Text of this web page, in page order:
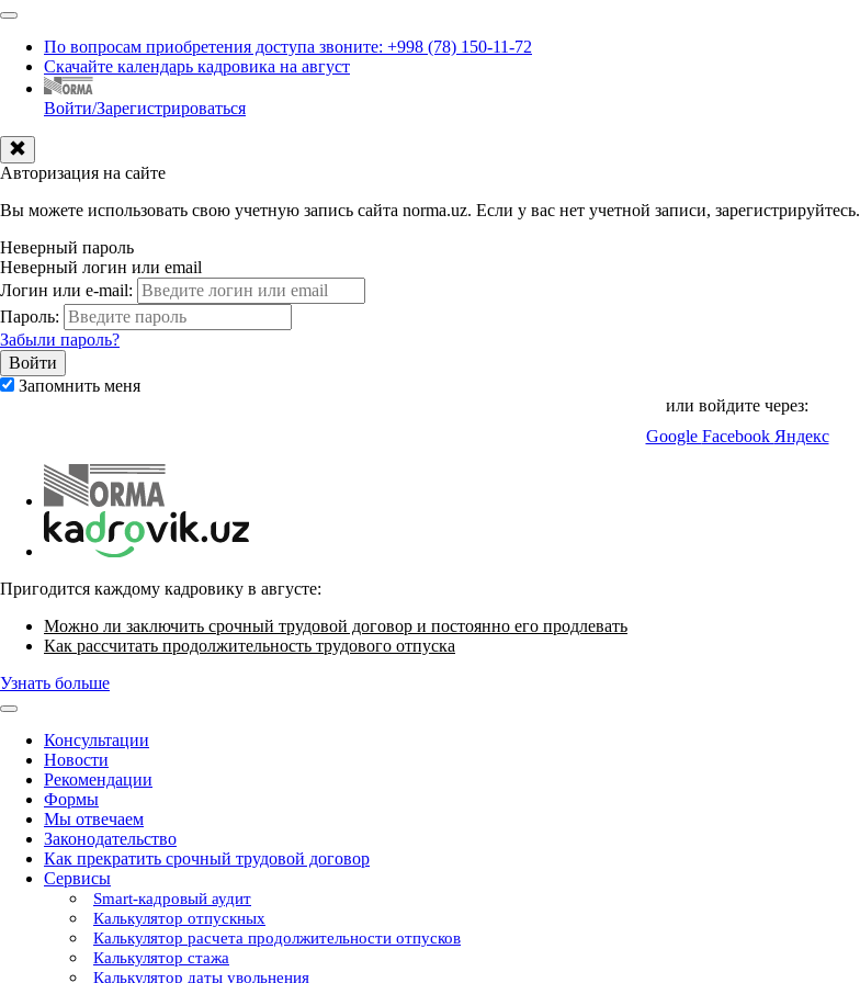
По вопросам приобретения доступа звоните: +998 (78) 150-11-72
Скачайте календарь кадровика на август
Войти/Зарегистрироваться
Авторизация на сайте
Вы можете использовать свою учетную запись сайта norma.uz. Если у вас нет учетной записи, зарегистрируйтесь.
Неверный пароль
Неверный логин или email
Логин или e-mail:
Пароль:
Забыли пароль?
Запомнить меня
или войдите через:
Google Facebook Яндекс
Пригодится каждому кадровику в августе:
Можно ли заключить срочный трудовой договор и постоянно его продлевать
Как рассчитать продолжительность трудового отпуска
Узнать больше
Консультации
Новости
Рекомендации
Формы
Мы отвечаем
Законодательство
Как прекратить срочный трудовой договор
Сервисы
Smart-кадровый аудит
Калькулятор отпускных
Калькулятор расчета продолжительности отпусков
Калькулятор стажа
Калькулятор даты увольнения